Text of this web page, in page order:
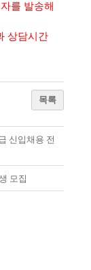
를 발송해
상담시간
목록
신입채용 전
모집